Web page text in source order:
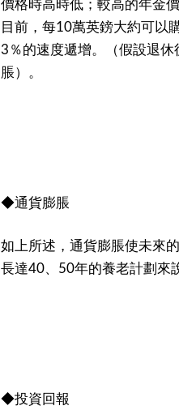
價格時高時低；較高的年金
目前，每10萬英鎊大約可以
3 ％的速度遞增。（假設退休
脹）。
◆通貨膨脹
如上所述，通貨膨脹使未來
長達40、 50年的養老計劃來
◆投資回報